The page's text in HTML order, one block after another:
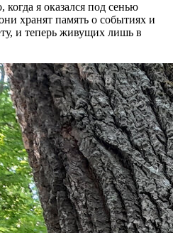
я оказался под сенью
хранят память о событиях и
и теперь живущих лишь в